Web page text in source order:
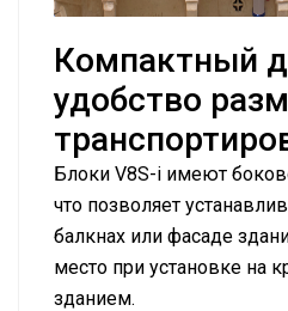
Компактный
удобство
Блоки V8S-i имеют
что позволяет
балкнах или фасаде
место при установке на
зданием.